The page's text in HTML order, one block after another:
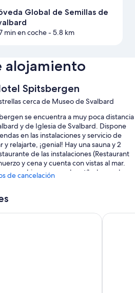
Global de Semillas de
min en coche- 5.8 km
alojamiento
Spitsbergen
cerca de Museo de Svalbard
se encuentra a muy poca distancia
y de Iglesia de Svalbard. Dispone
en las instalaciones y servicio de
relajarte, ¡genial! Hay una sauna y 2
de las instalaciones (Restaurant
y cena y cuenta con vistas al mar.
una chimenea en el vestíbulo y un bar.
de este hotel:
de cancelación
Mary-